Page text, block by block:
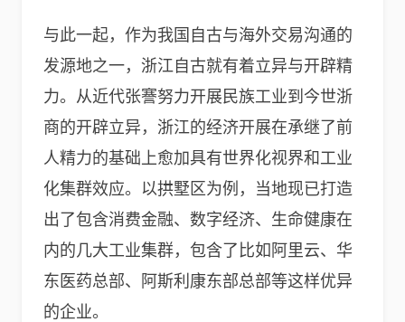
与此一起，作为我国自古与海外交易沟通的
发源地之一，浙江自古就有着立异与开辟精
力。从近代张謇努力开展民族工业到今世浙
商的开辟立异，浙江的经济开展在承继了前
人精力的基础上愈加具有世界化视界和工业
化集群效应。以拱墅区为例，当地现已打造
出了包含消费金融、数字经济、生命健康在
内的几大工业集群，包含了比如阿里云、华
东医药总部、阿斯利康东部总部等这样优异
的企业。